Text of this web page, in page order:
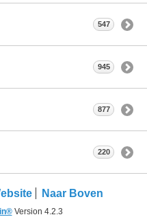
547
945
877
220
Naar Boven
Version 4.2.3